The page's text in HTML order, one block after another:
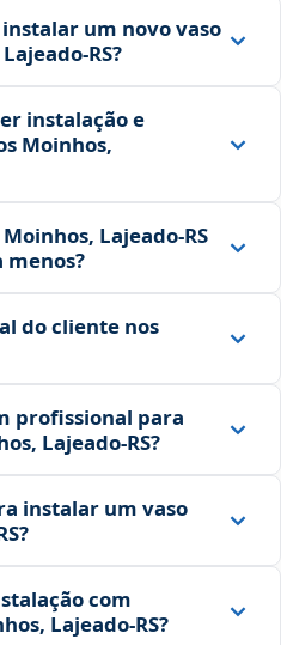
um novo vaso
instalação e
Moinhos,
Lajeado‑RS
do cliente nos
profissional para
Lajeado‑RS?
instalar um vaso
com
Lajeado‑RS?